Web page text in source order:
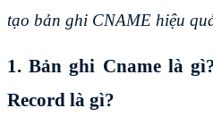
tạo bản ghi CNAME hiệu
1. Bản ghi Cname là
Record là gì?